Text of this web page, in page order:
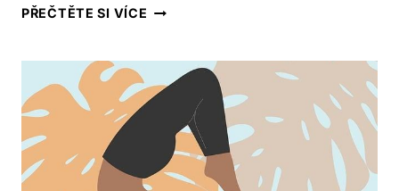
PŘEČTĚTE SI VÍCE JÓGA
ZÁBAVNÉ
CVIČENÍ
CELOU
RODINU